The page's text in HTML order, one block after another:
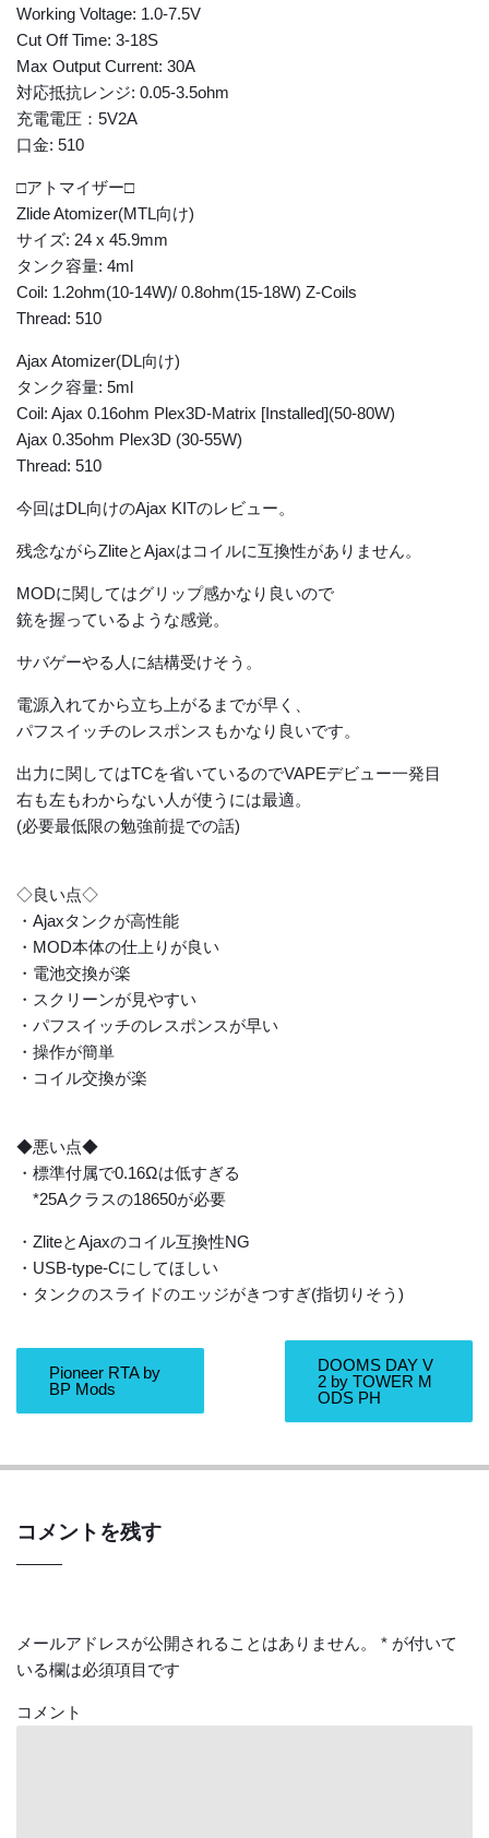
Working Voltage: 1.0-7.5V
Cut Off Time: 3-18S
Max Output Current: 30A
対応抵抗レンジ: 0.05-3.5ohm
充電電圧：5V2A
口金: 510
□アトマイザー□
Zlide Atomizer(MTL向け)
サイズ: 24 x 45.9mm
タンク容量: 4ml
Coil: 1.2ohm(10-14W)/ 0.8ohm(15-18W) Z-Coils
Thread: 510
Ajax Atomizer(DL向け)
タンク容量: 5ml
Coil: Ajax 0.16ohm Plex3D-Matrix [Installed](50-80W)
Ajax 0.35ohm Plex3D (30-55W)
Thread: 510​​​​​​​
今回はDL向けのAjax KITのレビュー。
残念ながらZliteとAjaxはコイルに互換性がありません。
MODに関してはグリップ感かなり良いので
銃を握っているような感覚。
サバゲーやる人に結構受けそう。
電源入れてから立ち上がるまでが早く、
パフスイッチのレスポンスもかなり良いです。
出力に関してはTCを省いているのでVAPEデビュー一発目
右も左もわからない人が使うには最適。
(必要最低限の勉強前提での話)
◇良い点◇
・Ajaxタンクが高性能
・MOD本体の仕上りが良い
・電池交換が楽
・スクリーンが見やすい
・パフスイッチのレスポンスが早い
・操作が簡単
・コイル交換が楽
◆悪い点◆
・標準付属で0.16Ωは低すぎる
*25Aクラスの18650が必要
・ZliteとAjaxのコイル互換性NG
・USB-type-Cにしてほしい
・タンクのスライドのエッジがきつすぎ(指切りそう)
Pioneer RTA by
BP Mods
DOOMS DAY V
2 by TOWER M
ODS PH
コメントを残す
メールアドレスが公開されることはありません。 * が付いて
いる欄は必須項目です
コメント